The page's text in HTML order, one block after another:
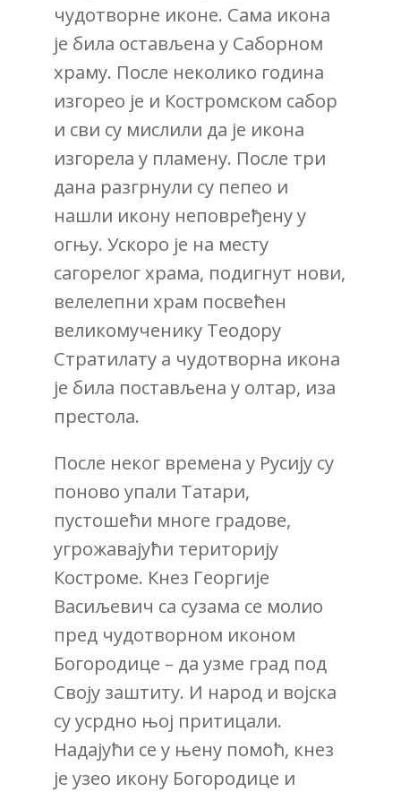
чудотворне иконе. Сама икона
је била остављена у Саборном
храму. После неколико година
изгорео је и Костромском сабор
и сви су мислили да је икона
изгорела у пламену. После три
дана разгрнули су пепео и
нашли икону неповређену у
огњу. Ускоро је на месту
сагорелог храма, подигнут нови,
велелепни храм посвећен
великомученику Теодору
Стратилату а чудотворна икона
је била постављена у олтар, иза
престола.
После неког времена у Русију су
поново упали Татари,
пустошећи многе градове,
угрожавајући територију
Костроме. Кнез Георгије
Васиљевич са сузама се молио
пред чудотворном иконом
Богородице – да узме град под
Своју заштиту. И народ и војска
су усрдно њој притицали.
Надајући се у њену помоћ, кнез
је узео икону Богородице и